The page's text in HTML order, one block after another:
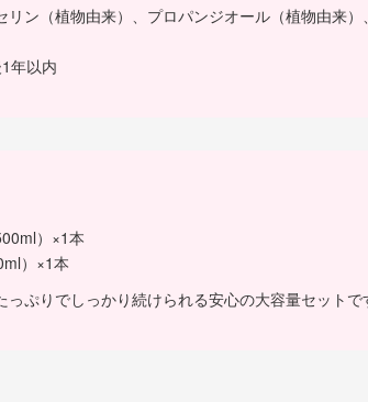
リン（植物由来）、プロパンジオール（植物由来
年以内
）×1本
）×1本
ぷりでしっかり続けられる安心の大容量セットで